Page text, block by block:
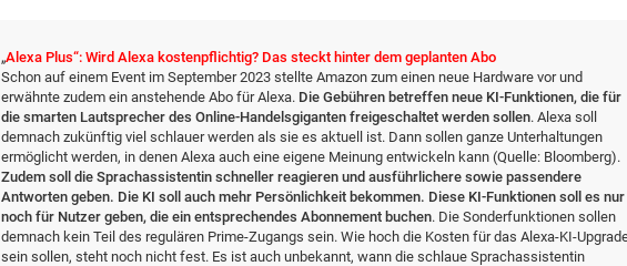
„Alexa Plus“: Wird Alexa kostenpflichtig? Das steckt hinter dem geplanten Abo
Schon auf einem Event im September 2023 stellte Amazon zum einen neue Hardware vor und
erwähnte zudem ein anstehende Abo für Alexa. Die Gebühren betreffen neue KI-Funktionen, die für
die smarten Lautsprecher des Online-Handelsgiganten freigeschaltet werden sollen. Alexa soll
demnach zukünftig viel schlauer werden als sie es aktuell ist. Dann sollen ganze Unterhaltungen
ermöglicht werden, in denen Alexa auch eine eigene Meinung entwickeln kann (Quelle: Bloomberg).
Zudem soll die Sprachassistentin schneller reagieren und ausführlichere sowie passendere
Antworten geben. Die KI soll auch mehr Persönlichkeit bekommen. Diese KI-Funktionen soll es nur
noch für Nutzer geben, die ein entsprechendes Abonnement buchen. Die Sonderfunktionen sollen
demnach kein Teil des regulären Prime-Zugangs sein. Wie hoch die Kosten für das Alexa-KI-
sein sollen, steht noch nicht fest. Es ist auch unbekannt, wann die schlaue Sprachassistentin